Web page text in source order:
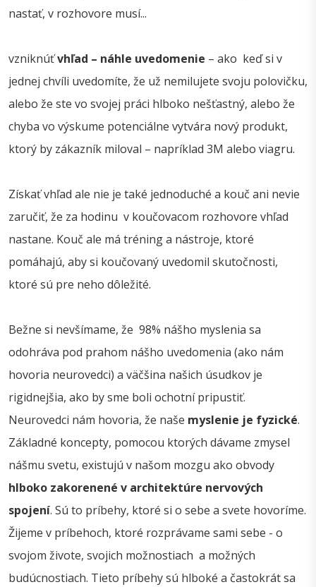
nastať, v rozhovore musí...
vzniknúťvhľad – náhle uvedomenie – ako keď si v
jednej chvíli uvedomíte, že už nemilujete svoju polovičku,
alebo že ste vo svojej práci hlboko nešťastný, alebo že
chyba vo výskume potenciálne vytvára nový produkt,
ktorý by zákazník miloval – napríklad 3M alebo viagru.
Získať vhľad ale nie je také jednoduché a kouč ani nevie
zaručiť, že za hodinu v koučovacom rozhovore vhľad
nastane. Kouč ale má tréning a nástroje, ktoré
pomáhajú, aby si koučovaný uvedomil skutočnosti,
ktoré sú pre neho dôležité.
Bežne si nevšímame, že 98% nášho myslenia sa
odohráva pod prahom nášho uvedomenia (ako nám
hovoria neurovedci) a väčšina našich úsudkov je
rigidnejšia, ako by sme boli ochotní pripustiť.
Neurovedci nám hovoria, že naše myslenie je fyzické.
Základné koncepty, pomocou ktorých dávame zmysel
nášmu svetu, existujú v našom mozgu ako obvody
hlboko zakorenené v architektúre nervových
spojení. Sú to príbehy, ktoré si o sebe a svete hovoríme.
Žijeme v príbehoch, ktoré rozprávame sami sebe - o
svojom živote, svojich možnostiach a možných
budúcnostiach. Tieto príbehy sú hlboké a častokrát sa